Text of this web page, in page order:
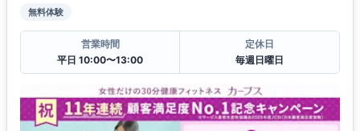
無料体験
営業時間
平日 10:00〜13:00
定休日
毎週日曜日